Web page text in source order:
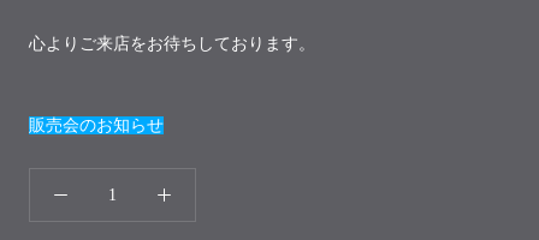
心よりご来店をお待ちしております。
販売会のお知らせ